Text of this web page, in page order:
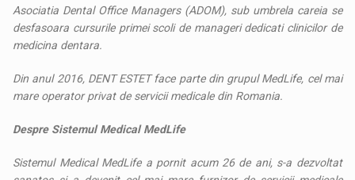
Asociatia Dental Office Managers (ADOM), sub umbrela careia se
desfasoara cursurile primei scoli de manageri dedicati clinicilor de
medicina dentara.
Din anul 2016, DENT ESTET face parte din grupul MedLife, cel mai
mare operator privat de servicii medicale din Romania.
Despre Sistemul Medical MedLife
Sistemul Medical MedLife a pornit acum 26 de ani, s-a dezvoltat